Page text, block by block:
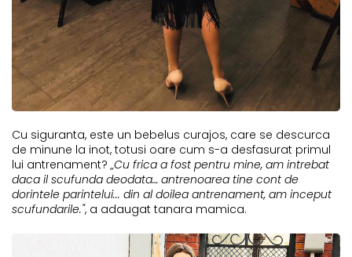
Cu siguranta, este un bebelus curajos, care se descurca
de minune la inot, totusi oare cum s-a desfasurat primul
lui antrenament? „Cu frica a fost pentru mine, am intrebat
daca il scufunda deodata… antrenoarea tine cont de
dorintele parintelui... din al doilea antrenament, am inceput
scufundarile.", a adaugat tanara mamica.